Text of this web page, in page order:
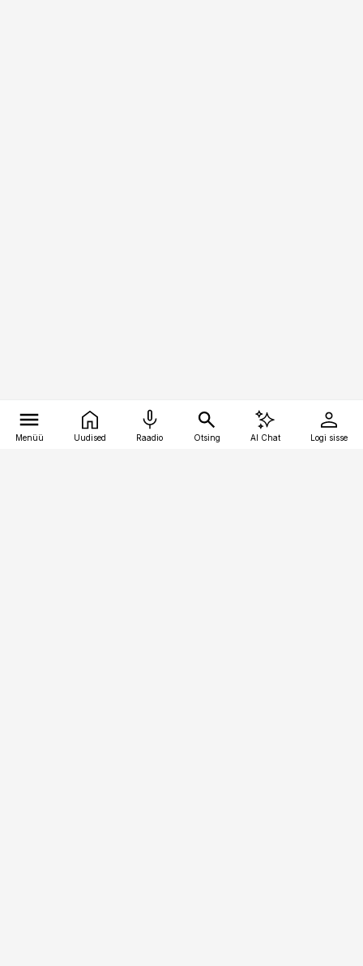
Menüü Uudised Raadio Otsing AI Chat Logi sisse